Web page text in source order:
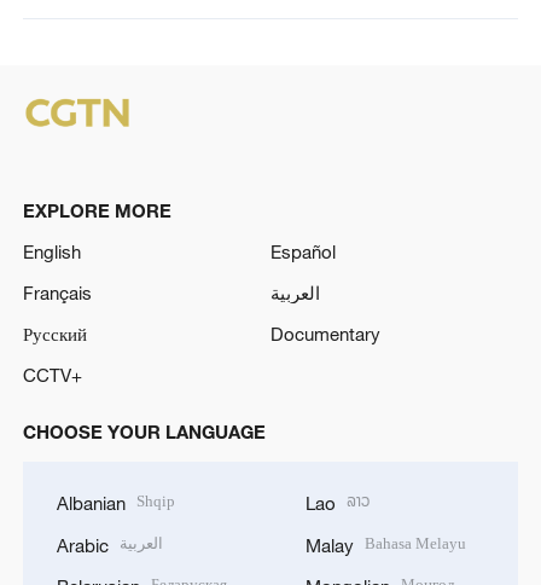
EXPLORE MORE
English
Español
Français
العربية
Русский
Documentary
CCTV+
CHOOSE YOUR LANGUAGE
Albanian Shqip
Arabic العربية
Lao ລາວ
Malay Bahasa Melayu